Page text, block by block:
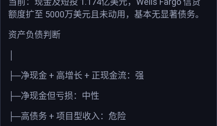
额度扩至 5000万美元且未动用，基本无显著债务。
资产负债判断
├─净现金 + 高增长 + 正现金流：强
├─净现金但亏损：中性
├─高债务 + 项目型收入：危险